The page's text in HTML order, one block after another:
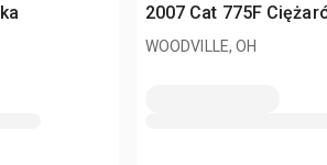
2007 Cat 775F
WOODVILLE, OH